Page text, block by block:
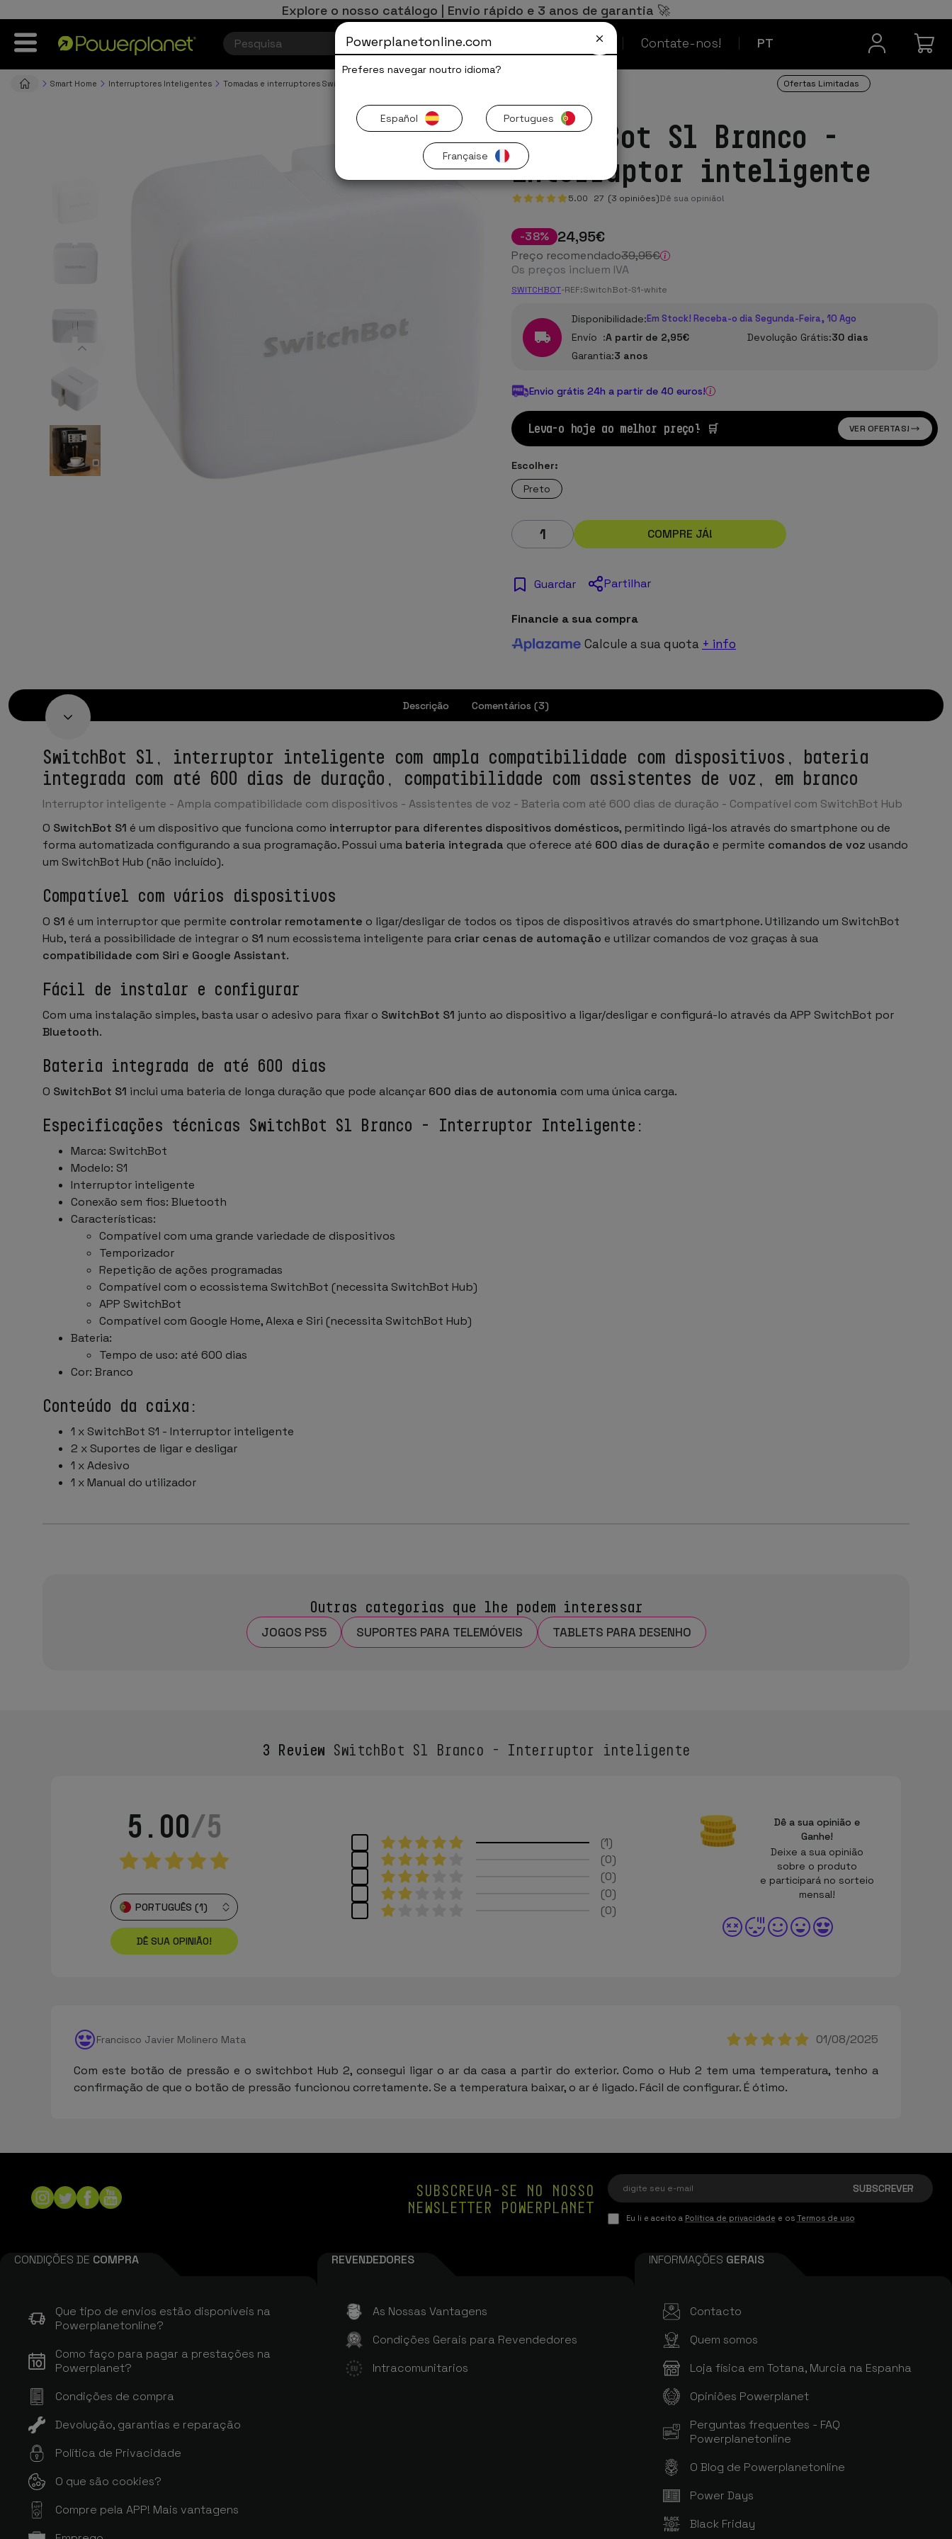
Explore o nosso catálogo | Envio rápido e 3 anos de garantia 🚀
PT
Ofertas Limitadas Contate-nos!
Contacto
Smart Home Interruptores Inteligentes Tomadas e interruptores Switchbot Ofertas Limitadas
SwitchBot S1 Branco -
Interruptor inteligente
5.00 27 (3 opiniões)Dê sua opinião!
-38% 24,95€
Preço recomendado39,95€
Os preços incluem IVA
SWITCHBOT-REF:SwitchBot-S1-white
Disponibilidade:Em Stock! Receba-o dia Segunda-Feira, 10 Ago
Envío :A partir de 2,95€ Devolução Grátis:30 dias
Garantia:3 anos
Envio grátis 24h a partir de 40 euros!
Leva-o hoje ao melhor preço! 🛒 VER OFERTAS!
Escolher:
Preto
COMPRE JÁ!
Guardar Partilhar
Financie a sua compra
Calcule a sua quota + info
Descrição Comentários (3)
SwitchBot S1, interruptor inteligente com ampla compatibilidade com dispositivos, bateria
integrada com até 600 dias de duração, compatibilidade com assistentes de voz, em branco
Interruptor inteligente - Ampla compatibilidade com dispositivos - Assistentes de voz - Bateria com até 600 dias de duração - Compatível com SwitchBot Hub
O SwitchBot S1 é um dispositivo que funciona como interruptor para diferentes dispositivos domésticos, permitindo ligá-los através do smartphone ou de
forma automatizada configurando a sua programação. Possui uma bateria integrada que oferece até 600 dias de duração e permite comandos de voz usando
um SwitchBot Hub (não incluído).
Compatível com vários dispositivos
O S1 é um interruptor que permite controlar remotamente o ligar/desligar de todos os tipos de dispositivos através do smartphone. Utilizando um SwitchBot
Hub, terá a possibilidade de integrar o S1 num ecossistema inteligente para criar cenas de automação e utilizar comandos de voz graças à sua
compatibilidade com Siri e Google Assistant.
Fácil de instalar e configurar
Com uma instalação simples, basta usar o adesivo para fixar o SwitchBot S1 junto ao dispositivo a ligar/desligar e configurá-lo através da APP SwitchBot por
Bluetooth.
Bateria integrada de até 600 dias
O SwitchBot S1 inclui uma bateria de longa duração que pode alcançar 600 dias de autonomia com uma única carga.
Especificações técnicas SwitchBot S1 Branco - Interruptor Inteligente:
Marca: SwitchBot
Modelo: S1
Interruptor inteligente
Conexão sem fios: Bluetooth
Características:
Compatível com uma grande variedade de dispositivos
Temporizador
Repetição de ações programadas
Compatível com o ecossistema SwitchBot (necessita SwitchBot Hub)
APP SwitchBot
Compatível com Google Home, Alexa e Siri (necessita SwitchBot Hub)
Bateria:
Tempo de uso: até 600 dias
Cor: Branco
Conteúdo da caixa:
1 x SwitchBot S1 - Interruptor inteligente
2 x Suportes de ligar e desligar
1 x Adesivo
1 x Manual do utilizador
Outras categorias que lhe podem interessar
JOGOS PS5 SUPORTES PARA TELEMÓVEIS TABLETS PARA DESENHO
3 Review SwitchBot S1 Branco - Interruptor inteligente
1
0
0
0
0
5.00/5
DÊ SUA OPINIÃO!
PORTUGUÊS (1)
Dê a sua opinião e
Ganhe!
Deixe a sua opinião
sobre o produto
e participará no sorteio
mensal!
Francisco Javier Molinero Mata 01/08/2025
Com este botão de pressão e o switchbot Hub 2, consegui ligar o ar da casa a partir do exterior. Como o Hub 2 tem uma temperatura, tenho a
confirmação de que o botão de pressão funcionou corretamente. Se a temperatura baixar, o ar é ligado. Fácil de configurar. É ótimo.
SUBSCREVA-SE NO NOSSO
NEWSLETTER POWERPLANET
Eu li e aceito a Política de privacidade e os Termos de uso
CONDIÇÕES DE COMPRA
Que tipo de envios estão disponíveis na
Powerplanetonline?
Como faço para pagar a prestações na
Powerplanet?
Condições de compra
Devolução, garantias e reparação
Política de Privacidade
O que são cookies?
APP
Compre pela APP! Mais vantagens
REVENDEDORES
As Nossas Vantagens
Condições Gerais para Revendedores
Intracomunitarios
INFORMAÇÕES GERAIS
Contacto
Quem somos
Loja física em Totana, Murcia na Espanha
Opiniões Powerplanet
Perguntas frequentes - FAQ
Powerplanetonline
O Blog de Powerplanetonline
Power Days
Black Friday
Powerplanetonline.com
Preferes navegar noutro idioma?
Español Portugues
Française